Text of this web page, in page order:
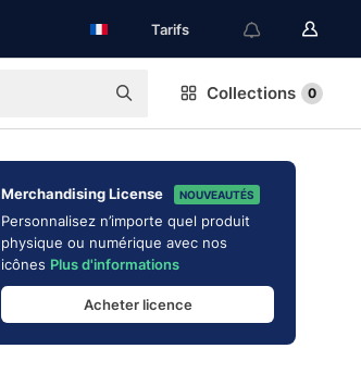
Tarifs
Collections 0
Merchandising License NOUVEAUTÉS
Personnalisez n’importe quel produit
physique ou numérique avec nos
icônes Plus d'informations
Acheter licence